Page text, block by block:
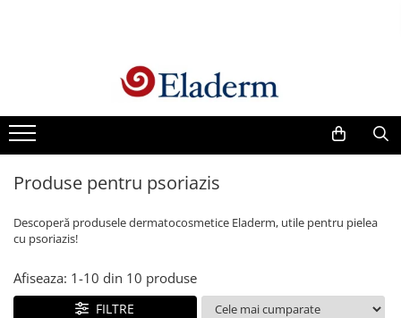
Vezi toate produsele
Creme cu protectie solara
Produse Antirid
Produse Hidratante
Antirozacee
Produse Antiacnee
Creme contur ochi
Produse pentru psoriazis
Descoperă produsele dermatocosmetice Eladerm, utile pentru pielea
cu psoriazis!
Afiseaza: 1-10 din 10 produse
FILTRE